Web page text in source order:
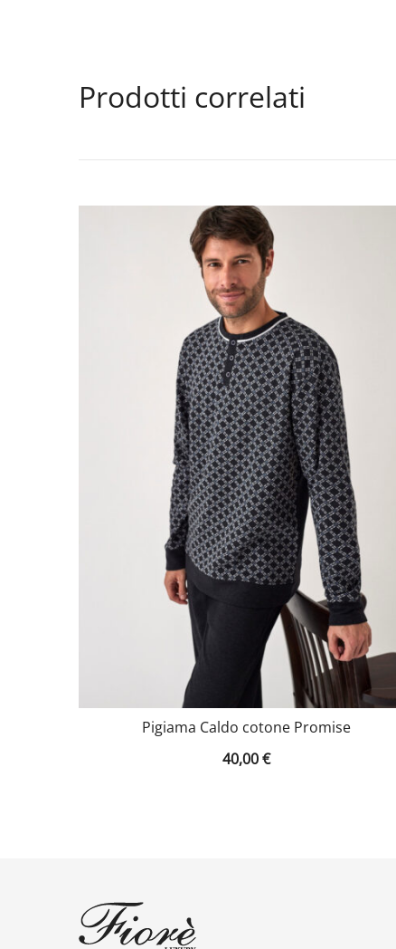
Prodotti correlati
Pigiama Caldo cotone Promise
40,00€